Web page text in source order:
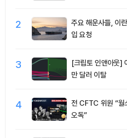
2
주요 해운사들, 이
입 요청
3
[크립토 인앤아웃]
만 달러 이탈
4
전 CFTC 위원 “월
오독”